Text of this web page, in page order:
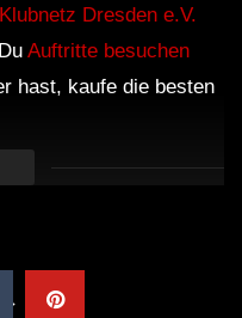
Klubnetz Dresden e.V.
Auftritte besuchen
hast, kaufe die besten